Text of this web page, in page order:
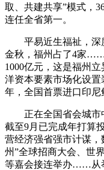
取、共建共享”模式，
连任全省第一。
平易近生福祉，深
金秋，福州占了4家
1000亿元，这是福州
洋资本要素市场化设
年，全国首票进口印尼
正在全国省会城市中
截至9月已完成年打算
营经济强省强市计谋，
州”全球招商大会、世
等嘉会接连举办……从